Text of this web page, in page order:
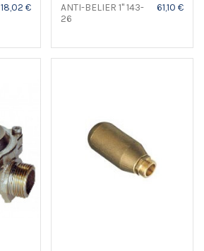
18,02 €
ANTI-BELIER 1" 143-
26
61,10 €